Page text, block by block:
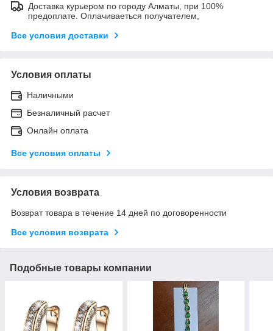
Доставка курьером по городу Алматы, при 100%
предоплате. Оплачиваеться получателем,
Все условия доставки
Условия оплаты
Наличными
Безналичный расчет
Онлайн оплата
Все условия оплаты
Условия возврата
Возврат товара в течение 14 дней по договоренности
Все условия возврата
Подобные товары компании